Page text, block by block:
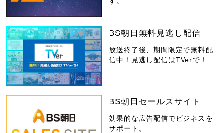
BS朝日無料見逃し配信
放送終了後、期間限定で無料配
信中！見逃し配信はTVerで！
BS朝日セールスサイト
効果的な広告配信でビジネスを
サポート。